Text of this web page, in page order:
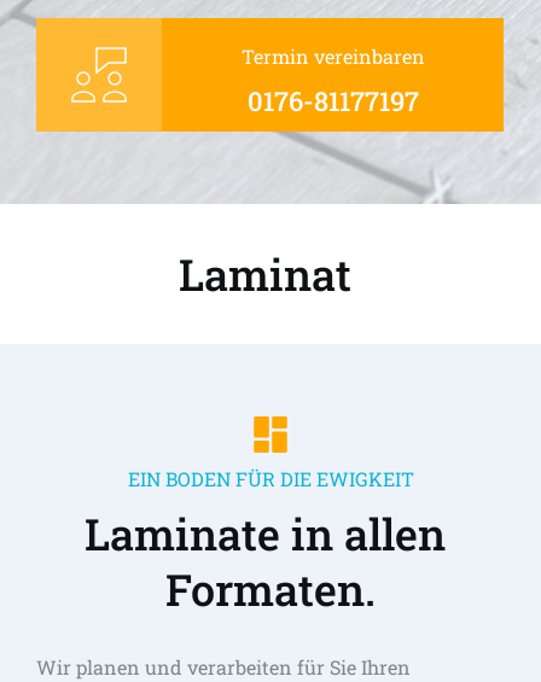
Termin vereinbaren
0176-81177197
Laminat
EIN BODEN FÜR DIE EWIGKEIT
Laminate in allen
Formaten.
Wir planen und verarbeiten für Sie Ihren